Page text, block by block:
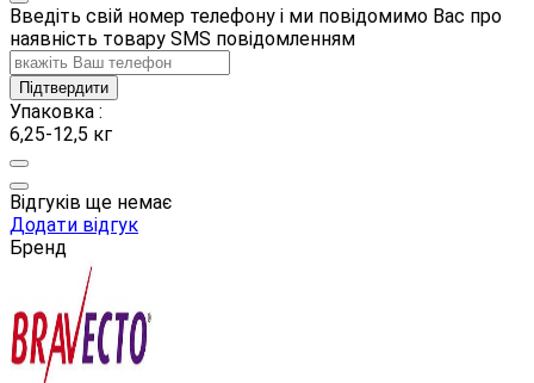
Введіть свій номер телефону і ми повідомимо Вас про
наявність товару SMS повідомленням
Підтвердити
Упаковка :
6,25-12,5 кг
Відгуків ще немає
Додати відгук
Бренд